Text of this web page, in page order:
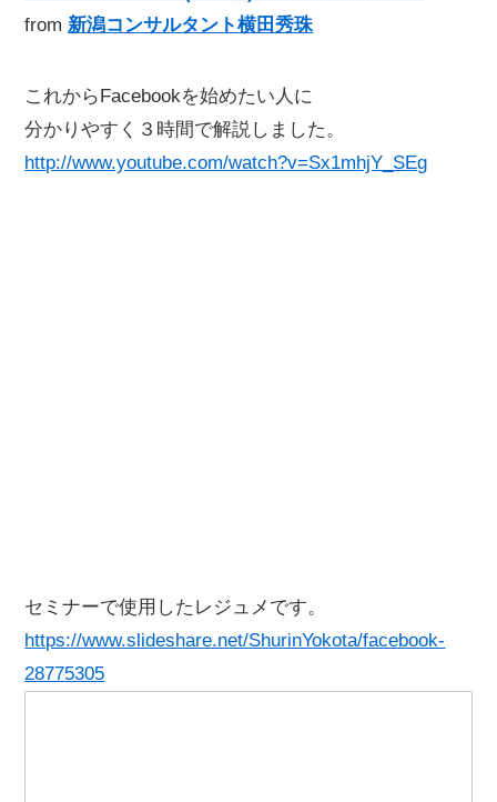
from 新潟コンサルタント横田秀珠
これからFacebookを始めたい人に
分かりやすく３時間で解説しました。
http://www.youtube.com/watch?v=Sx1mhjY_SEg
セミナーで使用したレジュメです。
https://www.slideshare.net/ShurinYokota/facebook-
28775305